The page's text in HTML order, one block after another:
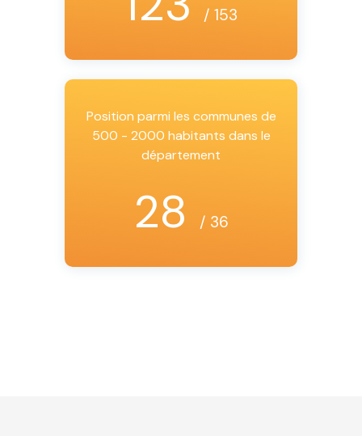
/ 153
Position parmi les communes de
500 - 2000 habitants dans le
département
28 / 36